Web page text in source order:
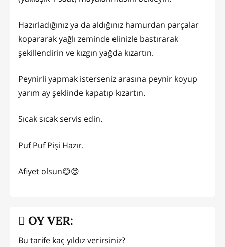
Hazırladığınız ya da aldığınız hamurdan parçalar
kopararak yağlı zeminde elinizle bastırarak
şekillendirin ve kızgın yağda kızartın.
Peynirli yapmak isterseniz arasına peynir koyup
yarım ay şeklinde kapatıp kızartın.
Sıcak sıcak servis edin.
Puf Puf Pişi Hazır.
Afiyet olsun😊😊
OY VER:
Bu tarife kaç yıldız verirsiniz?